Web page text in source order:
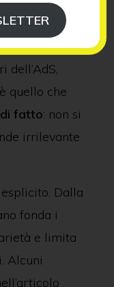
simile:
del
dell’AdS,
quello che
fatto: non si
irrilevante
Dalla
fonda i
e limita
Alcuni